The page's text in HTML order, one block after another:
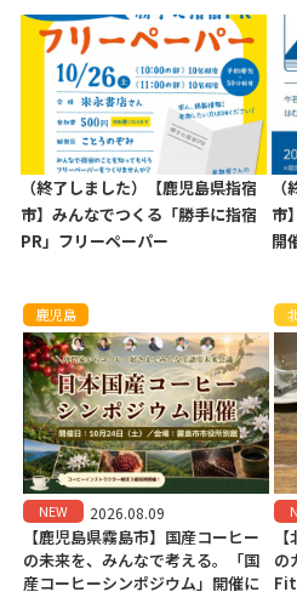
（終了しました）【鹿児島県指宿
市】みんなでつくる「勝手に指宿
PR」フリーペーパー
市
開
鹿児島
NEW 2026.08.09
【鹿児島県霧島市】国産コーヒー
の未来を、みんなで考える。「国
産コーヒーシンポジウム」開催に
の